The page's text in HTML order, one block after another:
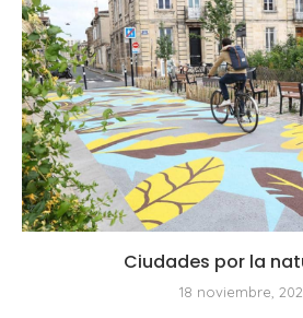
Ciudades por la
18 noviembre,